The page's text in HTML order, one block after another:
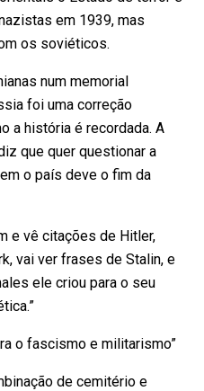
em 1939, mas
os soviéticos.
num memorial
foi uma correção
a história é recordada. A
que quer questionar a
o país deve o fim da
e vê citações de Hitler,
vai ver frases de Stalin, e
ele criou para o seu
o fascismo e militarismo”
de cemitério e